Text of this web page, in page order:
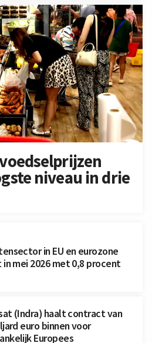
niveau in drie
in EU en eurozone
mei 2026 met 0,8 procent
(Indra) haalt contract van
euro binnen voor
Europees